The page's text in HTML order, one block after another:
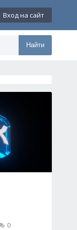
Вход на сайт
Найти
0